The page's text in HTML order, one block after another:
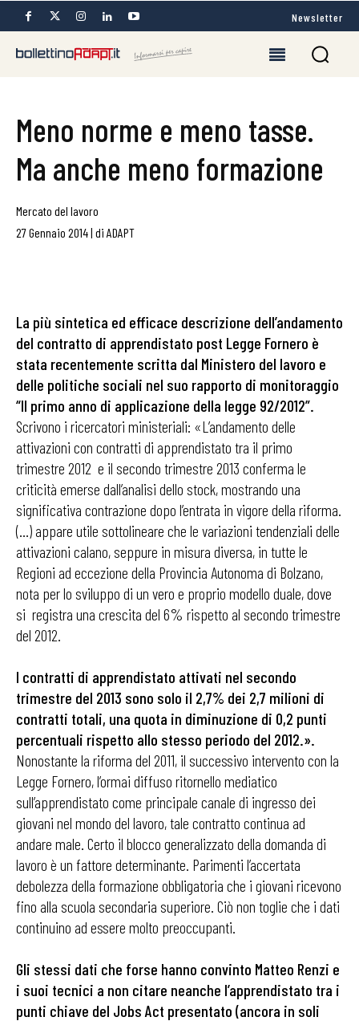
Newsletter
Meno norme e meno tasse.
Ma anche meno formazione
Mercato del lavoro
27 Gennaio 2014| di ADAPT
La più sintetica ed efficace descrizione dell’andamento
del contratto di apprendistato post Legge Fornero è
stata recentemente scritta dal Ministero del lavoro e
delle politiche sociali nel suo rapporto di monitoraggio
“Il primo anno di applicazione della legge 92/2012”.
Scrivono i ricercatori ministeriali: «L’andamento delle
attivazioni con contratti di apprendistato tra il primo
trimestre 2012 e il secondo trimestre 2013 conferma le
criticità emerse dall’analisi dello stock, mostrando una
significativa contrazione dopo l’entrata in vigore della riforma.
(…) appare utile sottolineare che le variazioni tendenziali delle
attivazioni calano, seppure in misura diversa, in tutte le
Regioni ad eccezione della Provincia Autonoma di Bolzano,
nota per lo sviluppo di un vero e proprio modello duale, dove
si registra una crescita del 6% rispetto al secondo trimestre
del 2012.
I contratti di apprendistato attivati nel secondo
trimestre del 2013 sono solo il 2,7% dei 2,7 milioni di
contratti totali, una quota in diminuzione di 0,2 punti
percentuali rispetto allo stesso periodo del 2012.».
Nonostante la riforma del 2011, il successivo intervento con la
Legge Fornero, l’ormai diffuso ritornello mediatico
sull’apprendistato come principale canale di ingresso dei
giovani nel mondo del lavoro, tale contratto continua ad
andare male. Certo il blocco generalizzato della domanda di
lavoro è un fattore determinante. Parimenti l’accertata
debolezza della formazione obbligatoria che i giovani ricevono
fino alla scuola secondaria superiore. Ciò non toglie che i dati
continuino ad essere molto preoccupanti.
Gli stessi dati che forse hanno convinto Matteo Renzi e
i suoi tecnici a non citare neanche l’apprendistato tra i
punti chiave del Jobs Act presentato (ancora in soli